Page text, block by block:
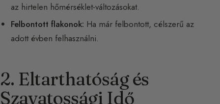
az hirtelen hőmérséklet-változásokat.
Felbontott flakonok: Ha már felbontott, célszerű az
adott évben felhasználni.
2. Eltarthatóság és
Szavatossági Idő